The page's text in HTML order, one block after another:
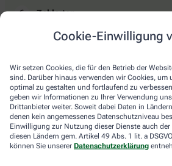
Cookie-Einwilligung
Wir setzen Cookies, die für den Betrieb der
sind. Darüber hinaus verwenden wir Cookies, um
optimal zu gestalten und fortlaufend zu
geben wir Informationen zu Ihrer Verwendung
Drittanbieter weiter. Soweit dabei Daten in
denen kein angemessenes Datenschutzniveau
Einwilligung zur Nutzung dieser Dienste auch der
diesen Ländern gem. Artikel 49 Abs. 1 lit. a
können Sie unserer Datenschutzerklärung
Zahlarten
Bar oder mit einer anderen akzeptierten
Lieferarten
Abholung in der Apotheke
Botendienstlieferung